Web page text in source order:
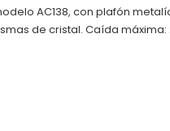
AC138, con plafón
de cristal. Caída máxima: